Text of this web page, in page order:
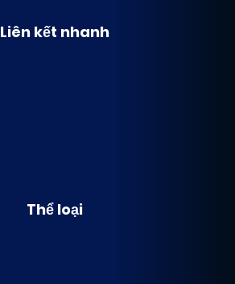
Liên kết nhanh
Thể loại